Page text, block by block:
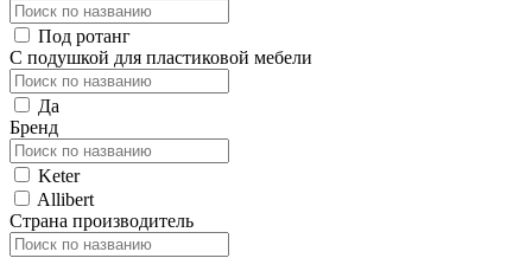
Под ротанг
С подушкой для пластиковой мебели
Да
Бренд
Keter
Allibert
Страна производитель